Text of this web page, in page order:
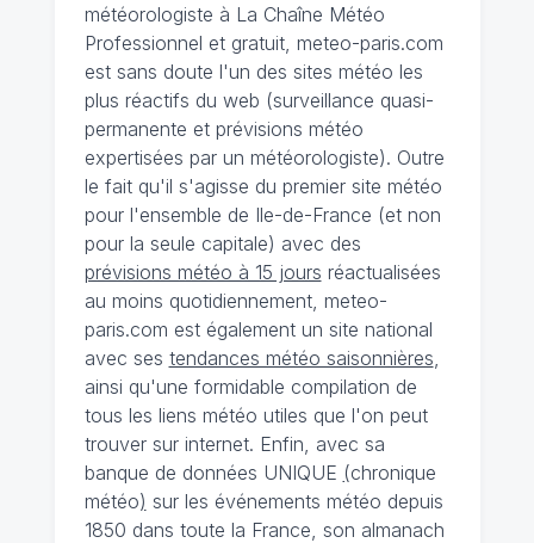
météorologiste à La Chaîne Météo
Professionnel et gratuit, meteo-paris.com
est sans doute l'un des sites météo les
plus réactifs du web (surveillance quasi-
permanente et prévisions météo
expertisées par un météorologiste). Outre
le fait qu'il s'agisse du premier site météo
pour l'ensemble de Ile-de-France (et non
pour la seule capitale) avec des
prévisions météo à 15 jours réactualisées
au moins quotidiennement, meteo-
paris.com est également un site national
avec ses tendances météo saisonnières
ainsi qu'une formidable compilation de
tous les liens météo utiles que l'on peut
trouver sur internet. Enfin, avec sa
banque de données UNIQUE (chronique
météo) sur les événements météo depuis
1850 dans toute la France, son almanach